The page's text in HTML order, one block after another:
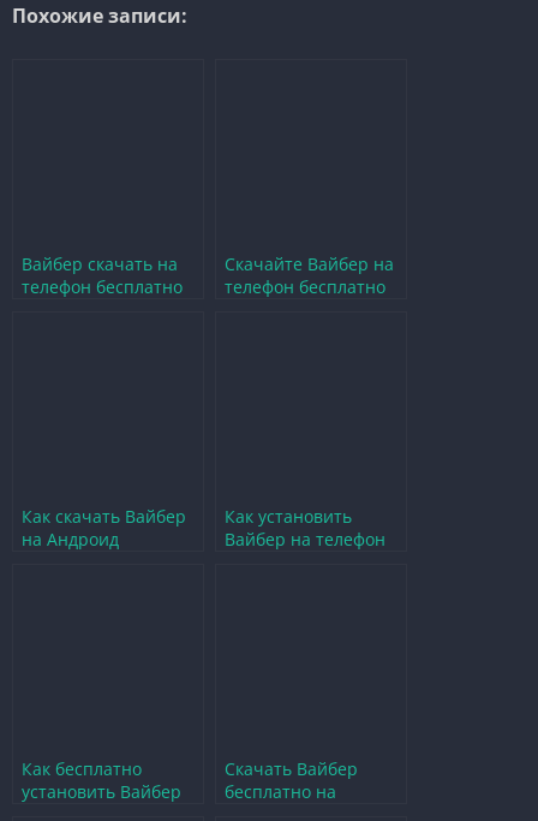
Похожие записи:
Вайбер скачать на
телефон бесплатно
Скачайте Вайбер на
телефон бесплатно
Как скачать Вайбер
на Андроид
Как установить
Вайбер на телефон
Как бесплатно
установить Вайбер
Скачать Вайбер
бесплатно на